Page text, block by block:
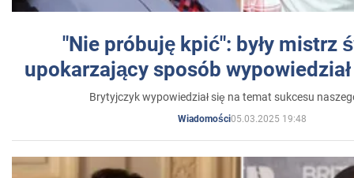
"Nie próbuję kpić": były mistrz
upokarzający sposób
Brytyjczyk wypowiedział się na temat sukcesu
Wiadomości05.03.2025 19:48